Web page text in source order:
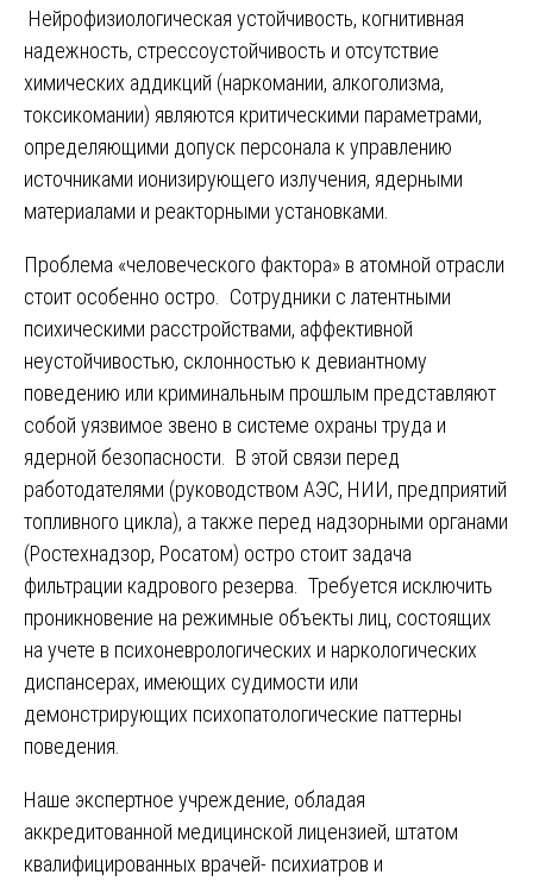
Нейрофизиологическая устойчивость, когнитивная
надежность, стрессоустойчивость и отсутствие
химических аддикций (наркомании, алкоголизма,
токсикомании) являются критическими параметрами,
определяющими допуск персонала к управлению
источниками ионизирующего излучения, ядерными
материалами и реакторными установками.
Проблема «человеческого фактора» в атомной отрасли
стоит особенно остро. Сотрудники с латентными
психическими расстройствами, аффективной
неустойчивостью, склонностью к девиантному
поведению или криминальным прошлым представляют
собой уязвимое звено в системе охраны труда и
ядерной безопасности. В этой связи перед
работодателями (руководством АЭС, НИИ, предприятий
топливного цикла), а также перед надзорными органами
(Ростехнадзор, Росатом) остро стоит задача
фильтрации кадрового резерва. Требуется исключить
проникновение на режимные объекты лиц, состоящих
на учете в психоневрологических и наркологических
диспансерах, имеющих судимости или
демонстрирующих психопатологические паттерны
поведения.
Наше экспертное учреждение, обладая
аккредитованной медицинской лицензией, штатом
квалифицированных врачей- психиатров и